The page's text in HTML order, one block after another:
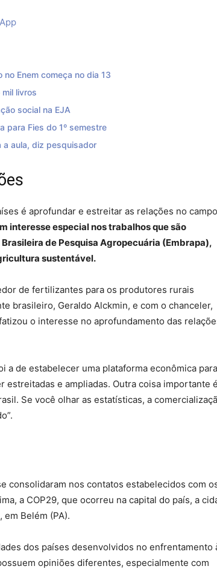
Enem começa no dia 13
livros
social na EJA
para Fies do 1º semestre
a aula, diz pesquisador
é aprofundar e estreitar as relações no
interesse especial nos trabalhos que são
de Pesquisa Agropecuária (Embrapa),
sustentável.
de fertilizantes para os produtores rurais
brasileiro, Geraldo Alckmin, e com o chanceler,
o interesse no aprofundamento das
a de estabelecer uma plataforma econômica
estreitadas e ampliadas. Outra coisa importante é
Se você olhar as estatísticas, a
consolidaram nos contatos estabelecidos com
a COP29, que ocorreu na capital do país, a
em Belém (PA).
dos países desenvolvidos no enfrentamento
opiniões diferentes, especialmente com